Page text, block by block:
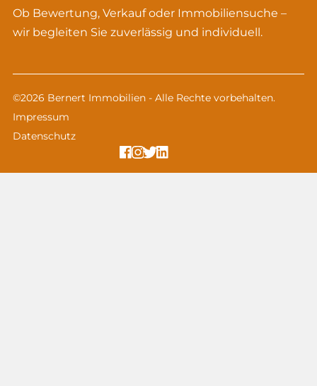
Ob Bewertung, Verkauf oder Immobiliensuche –
wir begleiten Sie zuverlässig und individuell.
©2026 Bernert Immobilien - Alle Rechte vorbehalten.
Impressum
Datenschutz